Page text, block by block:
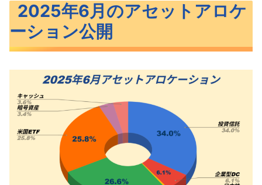
2025年6月のポートフォリオ公開
米国ETFのポートフォリオ公開
米国個別株のポートフォリオ公開
ポートフォリオの見直しと今後の方針
ポートフォリオ公開 まとめ
2025年6月のアセットアロケ
ーション公開